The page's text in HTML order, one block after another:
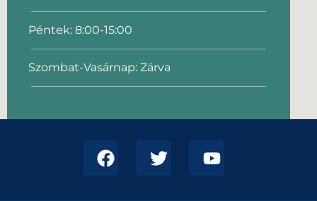
Péntek: 8:00-15:00
Szombat-Vasárnap: Zárva